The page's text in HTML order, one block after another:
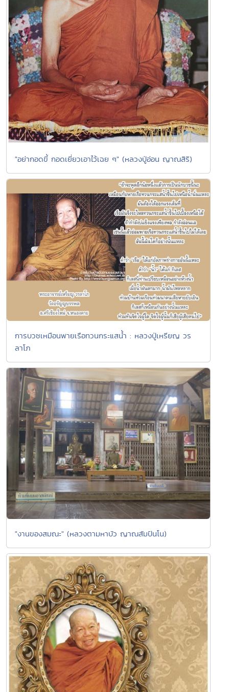
"อย่ากอดขี้ กอดเยี่ยวเอาไว้เฉย ๆ" (หลวงปู่อ่อน ญาณสิริ)
การบวชเหมือนพายเรือทวนกระแสน้ำ : หลวงปู่เหรียญ วร
ลาโภ
"งานของสมณะ" (หลวงตามหาบัว ญาณสัมปันโน)